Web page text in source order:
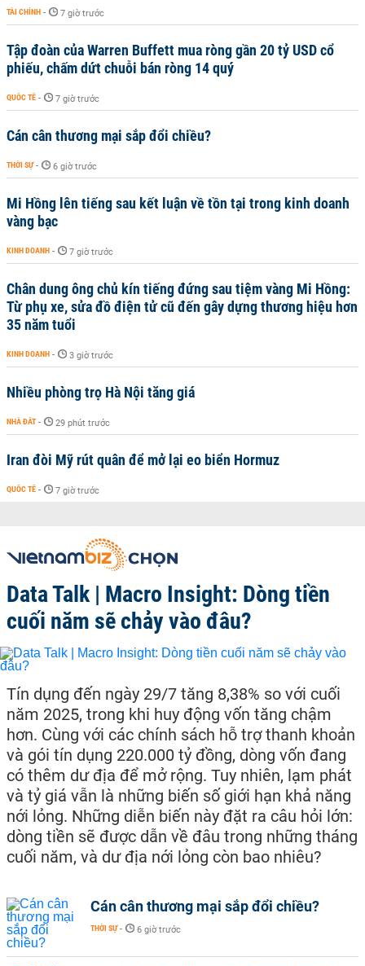
TÀI CHÍNH - 7 giờ trước
Tập đoàn của Warren Buffett mua ròng gần 20 tỷ USD cổ
phiếu, chấm dứt chuỗi bán ròng 14 quý
QUỐC TẾ - 7 giờ trước
Cán cân thương mại sắp đổi chiều?
THỜI SỰ - 6 giờ trước
Mi Hồng lên tiếng sau kết luận về tồn tại trong kinh doanh
vàng bạc
KINH DOANH - 7 giờ trước
Chân dung ông chủ kín tiếng đứng sau tiệm vàng Mi Hồng:
Từ phụ xe, sửa đồ điện tử cũ đến gây dựng thương hiệu hơn
35 năm tuổi
KINH DOANH - 3 giờ trước
Nhiều phòng trọ Hà Nội tăng giá
NHÀ ĐẤT - 29 phút trước
Iran đòi Mỹ rút quân để mở lại eo biển Hormuz
QUỐC TẾ - 7 giờ trước
Data Talk | Macro Insight: Dòng tiền
cuối năm sẽ chảy vào đâu?
Tín dụng đến ngày 29/7 tăng 8,38% so với cuối
năm 2025, trong khi huy động vốn tăng chậm
hơn. Cùng với các chính sách hỗ trợ thanh khoản
và gói tín dụng 220.000 tỷ đồng, dòng vốn đang
có thêm dư địa để mở rộng. Tuy nhiên, lạm phát
và tỷ giá vẫn là những biến số giới hạn khả năng
nới lỏng. Những diễn biến này đặt ra câu hỏi lớn:
dòng tiền sẽ được dẫn về đâu trong những tháng
cuối năm, và dư địa nới lỏng còn bao nhiêu?
Cán cân thương mại sắp đổi chiều?
THỜI SỰ - 6 giờ trước